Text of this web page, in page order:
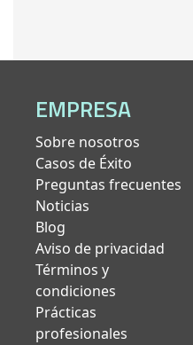
EMPRESA
Sobre nosotros
Casos de Éxito
Preguntas frecuentes
Noticias
Blog
Aviso de privacidad
Términos y
condiciones
Prácticas
profesionales